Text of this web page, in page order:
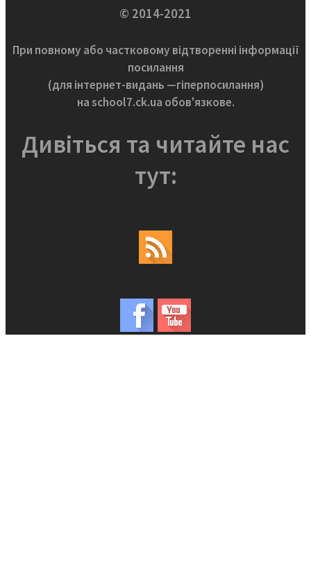
© 2014-2021
При повному або частковому відтворенні інформації
посилання
(для інтернет-видань —гіперпосилання)
на school7.ck.ua обов'язкове.
Дивіться та читайте нас
тут: